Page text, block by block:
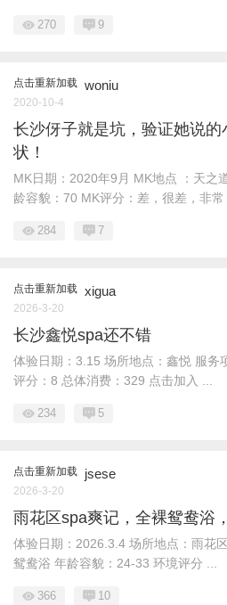
270 9
点击重新加载 woniu
2020-10-4
长沙伢子就是坑，验证她说
状！
MK日期：2020年9月 MK地点 ：天之
龄容貌：70 MK评分：差，很差，非常
284 7
点击重新加载 xigua
2026-3-20
长沙鑫悦spa还不错
体验日期：3.15 场所地点：鑫悦 服务
评分：8 总体消费：329 点击加入 ...
234 5
点击重新加载 jsese
2026-3-20
雨花区spa爽记，全裸鸳鸯浴
体验日期：2026.3.4 场所地点：雨花
鸳鸯浴 年龄容貌：24-33 环境评分 ...
366 10